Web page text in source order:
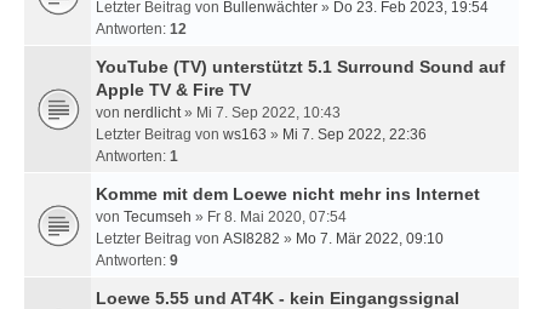
Letzter Beitrag von Bullenwächter » Do 23. Feb 2023, 19:54
Antworten: 12
YouTube (TV) unterstützt 5.1 Surround Sound auf
Apple TV & Fire TV
von nerdlicht» Mi 7. Sep 2022, 10:43
Letzter Beitrag von ws163 » Mi 7. Sep 2022, 22:36
Antworten: 1
Komme mit dem Loewe nicht mehr ins Internet
von Tecumseh » Fr 8. Mai 2020, 07:54
Letzter Beitrag von ASI8282 » Mo 7. Mär 2022, 09:10
Antworten: 9
Loewe 5.55 und AT4K - kein Eingangssignal